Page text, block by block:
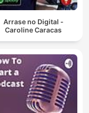
Arrase no Digital -
Caroline Caracas